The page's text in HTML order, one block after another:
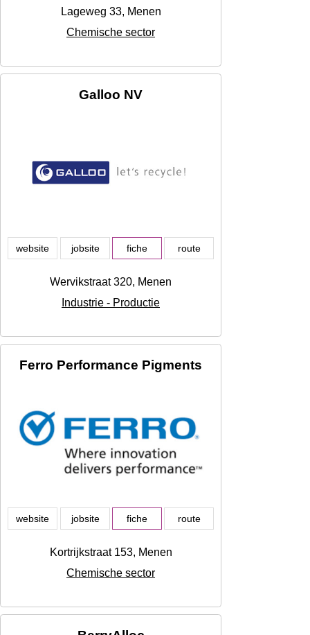
Lageweg 33, Menen
Chemische sector
Galloo NV
website jobsite fiche route
Wervikstraat 320, Menen
Industrie - Productie
Ferro Performance Pigments
website jobsite fiche route
Kortrijkstraat 153, Menen
Chemische sector